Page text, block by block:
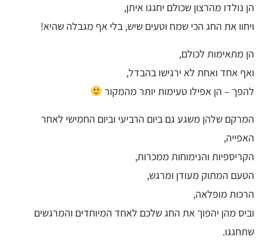
הן נולדו מהרצון שכולם יחגגו איתן,
ויחוו את החג הכי שמח וטעים שיש, בלי אף מגבלה שהיא!
הן מתאימות לכולם,
ואף אחד ואחת לא ירגישו בהבדל,
להפך – הן אפילו טעימות יותר מהמקור
המרקם שלהן משגע גם ביום הרביעי וביום החמישי לאחר
האפייה,
הקריספיות והנימוחות ממכרות,
הטעם המתוק מעודן ומרגש,
הרכות מופלאה,
וביס מהן יהפוך את החג שלכם לאחד המיוחדים והמרגשים
שתחגגו.